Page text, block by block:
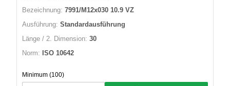
Bezeichnung: 7991/M12x030 10.9 VZ
Ausführung: Standardausführung
Länge / 2. Dimension: 30
Norm: ISO 10642
Minimum (100)